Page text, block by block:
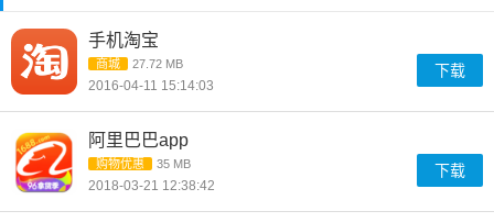
手机淘宝
商城 27.72 MB
2016-04-11 15:14:03
下载
阿里巴巴app
购物优惠 35 MB
2018-03-21 12:38:42
下载